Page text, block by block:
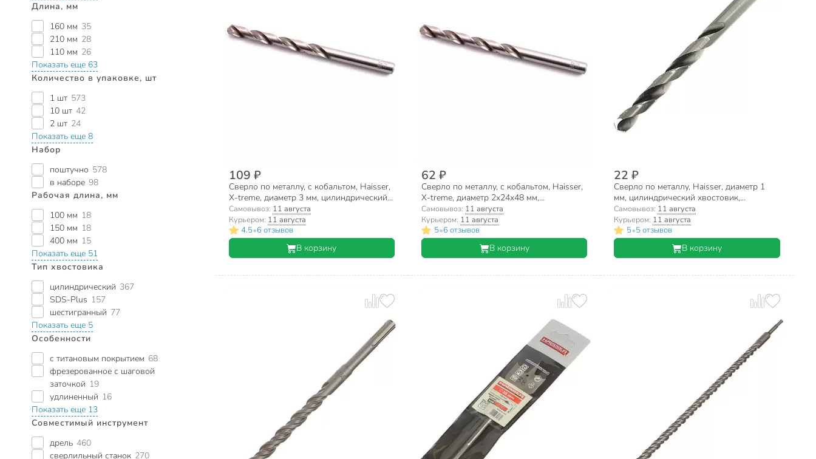
Длина, мм
160 мм 35
210 мм 28
110 мм 26
Показать еще 63
Количество в упаковке, шт
1 шт 573
10 шт 42
2 шт 24
Показать еще 8
Набор
поштучно 578
в наборе 98
Рабочая длина, мм
100 мм 18
150 мм 18
400 мм 15
Показать еще 51
Тип хвостовика
цилиндрический 367
SDS-Plus 157
шестигранный 77
Показать еще 5
Особенности
с титановым покрытием 68
фрезерованное с шаговой
заточкой 19
удлиненный 16
Показать еще 13
Совместимый инструмент
дрель 460
сверлильный станок 270
109 ₽
Сверло по металлу, с кобальтом, Haisser,
X-treme, диаметр 3 мм, цилиндрический
хвостовик, XT101008
Самовывоз: 11 августа
Курьером: 11 августа
4.5•6 отзывов
В корзину
62 ₽
Сверло по металлу, с кобальтом, Haisser,
X-treme, диаметр 2х24х48 мм,
цилиндрический хвостовик, XT101004
Самовывоз: 11 августа
Курьером: 11 августа
5•6 отзывов
В корзину
22 ₽
Сверло по металлу, Haisser, диаметр 1
мм, цилиндрический хвостовик,
HS101001
Самовывоз: 11 августа
Курьером: 11 августа
5•5 отзывов
В корзину